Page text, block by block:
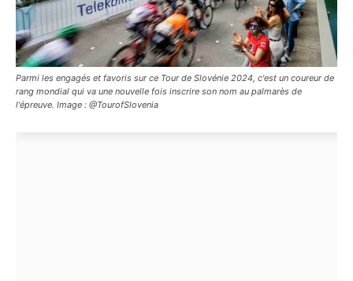
Parmi les engagés et favoris sur ce Tour de Slovénie 2024, c'est un coureur de
rang mondial qui va une nouvelle fois inscrire son nom au palmarès de
l'épreuve. Image : @TourofSlovenia